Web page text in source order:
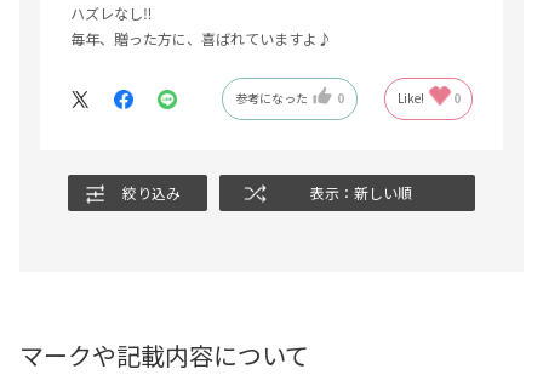
ハズレなし‼️
毎年、贈った方に、喜ばれていますよ♪
参考になった 0 Like! 0
絞り込み 表示：新しい順
マークや記載内容について